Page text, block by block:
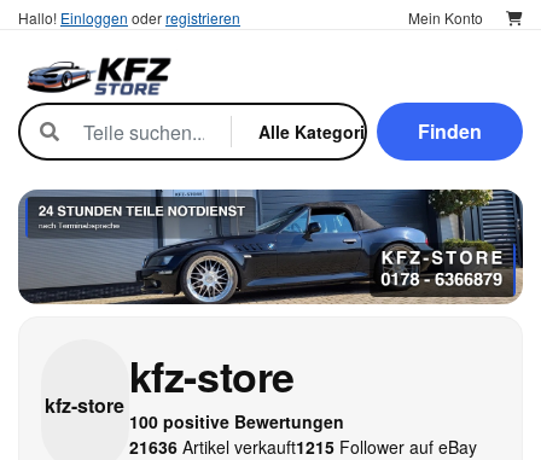
Hallo! Einloggen oderregistrieren Mein Konto
Finden
kfz-store
kfz-store
100 positive Bewertungen
21636Artikel verkauft1215Follower auf eBay